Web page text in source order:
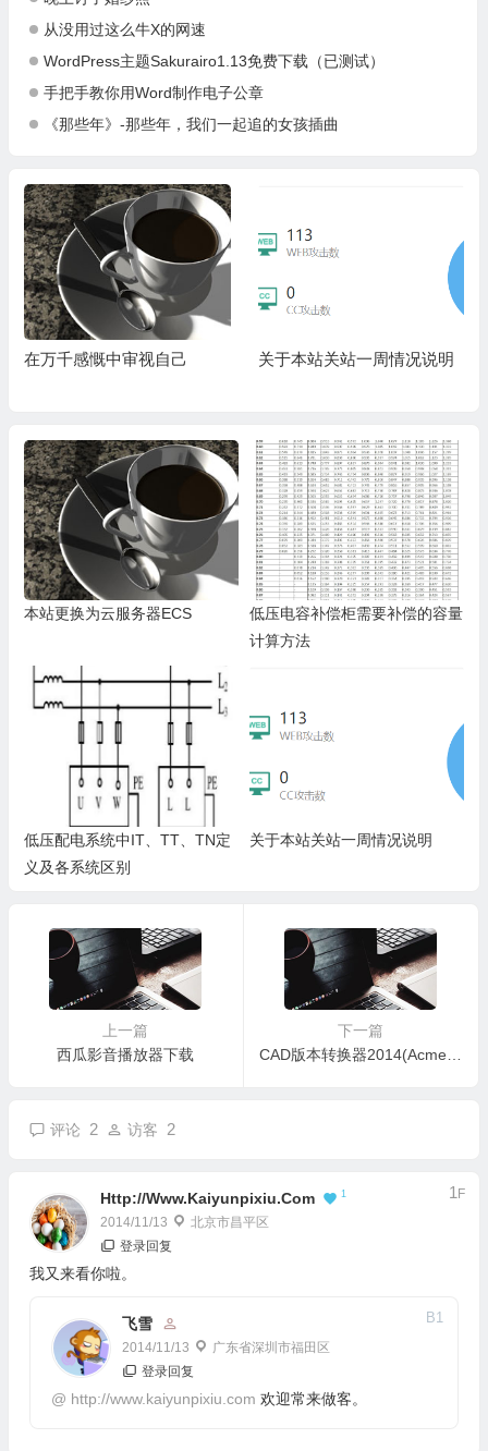
从没用过这么牛X的网速
WordPress主题Sakurairo1.13免费下载（已测试）
手把手教你用Word制作电子公章
《那些年》-那些年，我们一起追的女孩插曲
在万千感慨中审视自己 关于本站关站一周情况说明
本站更换为云服务器ECS
低压电容补偿柜需要补偿的容量
计算方法
低压配电系统中IT、TT、TN定
义及各系统区别
关于本站关站一周情况说明
上一篇
西瓜影音播放器下载
下一篇
CAD版本转换器2014(Acme CAD Converter2014)v8.6.5.1424中文绿色特别版
评论 2 访客 2
Http://www.kaiyunpixiu.com 1
2014/11/13 北京市昌平区
1 F
登录回复
我又来看你啦。
飞雪
2014/11/13 广东省深圳市福田区
B1
登录回复
@ http://www.kaiyunpixiu.com 欢迎常来做客。